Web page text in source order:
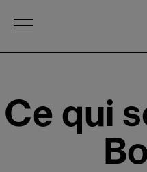
Open Menu
Ce qui